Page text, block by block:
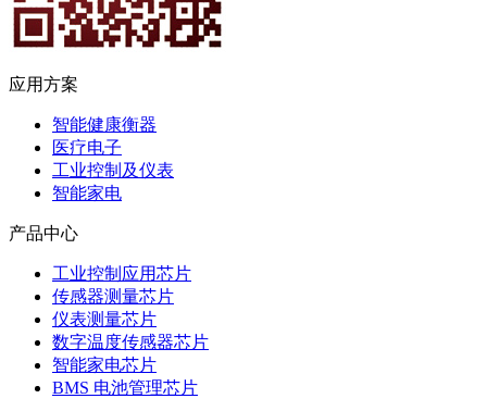
应用方案
智能健康衡器
医疗电子
工业控制及仪表
智能家电
产品中心
工业控制应用芯片
传感器测量芯片
仪表测量芯片
数字温度传感器芯片
智能家电芯片
BMS 电池管理芯片